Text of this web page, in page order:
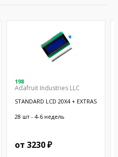
198
Adafruit Industries LLC
STANDARD LCD 20X4 + EXTRAS
28 шт - 4-6 недель
от 3230 ₽